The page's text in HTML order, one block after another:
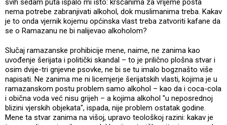
svih sedam puta ispalo mi isto: kršćanima za vrijeme posta
nema potrebe zabranjivati alkohol, dok muslimanima treba. Kakav
je to onda vjernik kojemu općinska vlast treba zatvoriti kafane da
se o Ramazanu ne bi nalijevao alkoholom?
Slučaj ramazanske prohibicije mene, naime, ne zanima kao
uvođenje šerijata i politički skandal – to je prilično plošna stvar i
osim dvije-tri gnjevne psovke, ne bi se tu imalo bogznašto više
napisati. Ne zanima me ni licemjerje šerijatskih vlasti, kojima je u
ramazanskom postu problem samo alkohol – kao da i coca-cola
i obična voda već nisu grijeh – a kojima alkohol "u neposrednoj
blizini vjerskih objekata", ispada, nije problem ostatak godine.
Mene ta stvar zanima na višoj, upravo teološkoj razini: kakav je